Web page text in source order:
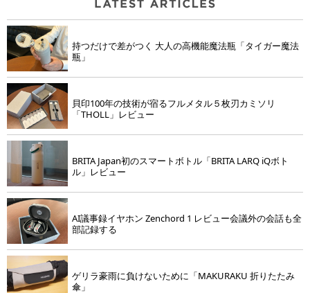
持つだけで差がつく 大人の高機能魔法瓶「タイガー魔法
瓶」
貝印100年の技術が宿るフルメタル５枚刃カミソリ
「THOLL」レビュー
BRITA Japan初のスマートボトル「BRITA LARQ iQボト
ル」レビュー
AI議事録イヤホン Zenchord 1 レビュー会議外の会話も全
部記録する
ゲリラ豪雨に負けないために「MAKURAKU 折りたたみ
傘」